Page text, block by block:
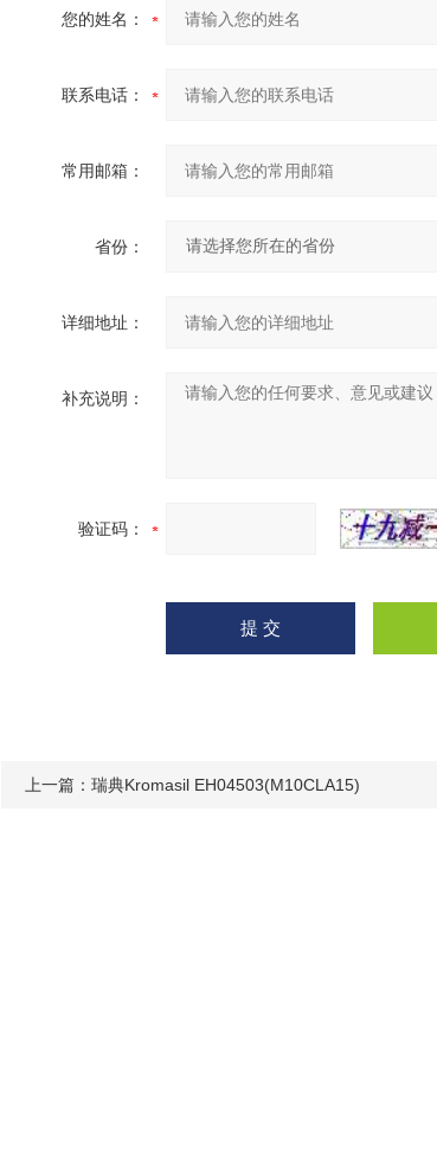
您的姓名：
联系电话：
常用邮箱：
省份：
详细地址：
补充说明：
验证码：
上一篇： 瑞典Kromasil EH04503(M10CLA15)